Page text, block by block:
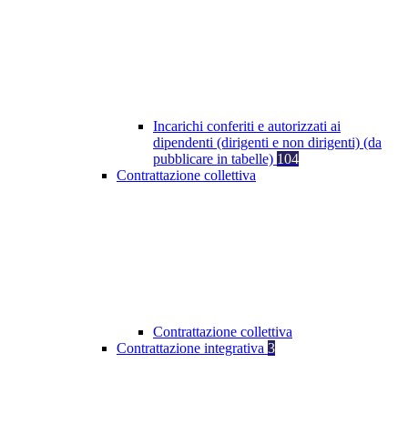
Incarichi conferiti e autorizzati ai
dipendenti (dirigenti e non dirigenti) (da
pubblicare in tabelle) 104
Contrattazione collettiva
Contrattazione collettiva
Contrattazione integrativa 3